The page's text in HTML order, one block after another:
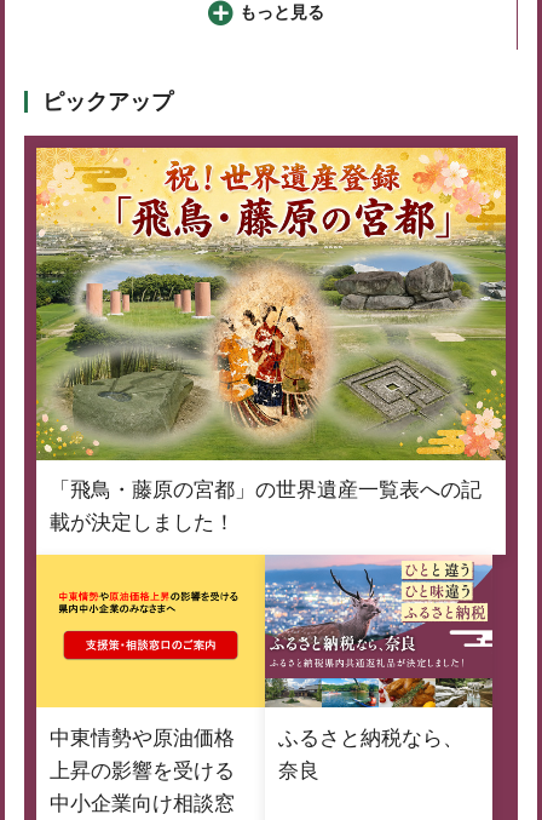
もっと見る
ピックアップ
「飛鳥・藤原の宮都」の世界遺産一覧表への記
載が決定しました！
中東情勢や原油価格
上昇の影響を受ける
中小企業向け相談窓
ふるさと納税なら、
奈良